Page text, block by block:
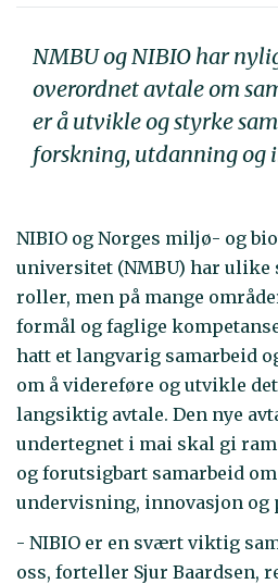
NMBU og NIBIO har
overordnet avtale om
er å utvikle og styrke
forskning, utdanning og
NIBIO og Norges miljø- og
universitet (NMBU) har ulike
roller, men på mange
formål og faglige
hatt et langvarig samarbeid
om å videreføre og utvikle
langsiktig avtale. Den nye
undertegnet i mai skal gi
og forutsigbart samarbeid
undervisning, innovasjon
- NIBIO er en svært viktig
oss, forteller Sjur Baardsen,